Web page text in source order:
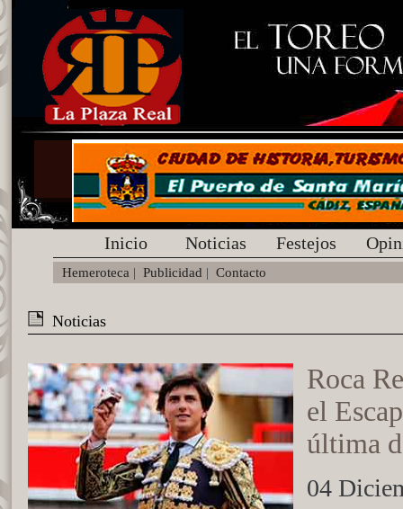
Inicio Noticias Festejos
Hemeroteca | Publicidad | Contacto
Noticias
Roca
el
última
04